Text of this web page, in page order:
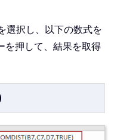
選択し、以下の数式を
を押して、結果を取得